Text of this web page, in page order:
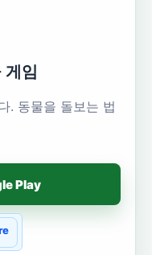
임
. 동물을 돌보는 법
Play